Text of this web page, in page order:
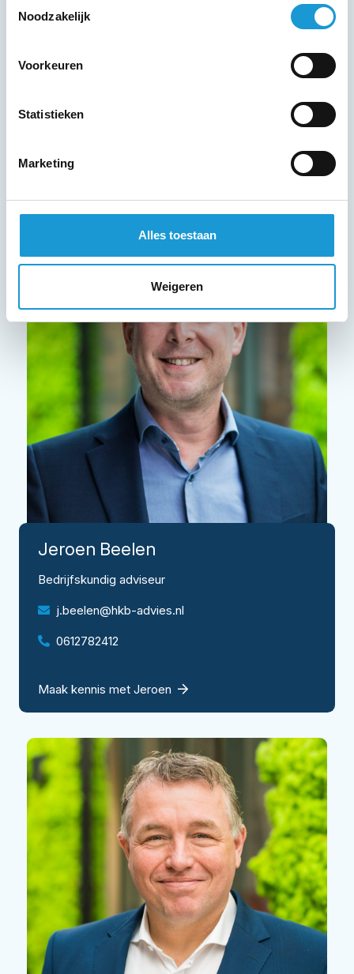
Noodzakelijk
Voorkeuren
Statistieken
Marketing
Alles toestaan
Weigeren
Bedrijfskundig adviseur
Maak kennis met Rob
Jeroen Beelen
Bedrijfskundig adviseur
j.beelen@hkb-advies.nl
0612782412
Maak kennis met Jeroen